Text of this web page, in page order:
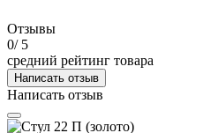
Отзывы
0/ 5
средний рейтинг товара
Написать отзыв
Написать отзыв